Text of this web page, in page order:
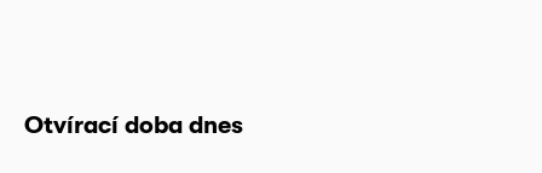
Otvírací doba dnes